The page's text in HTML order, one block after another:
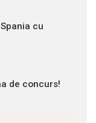
cu
de concurs!